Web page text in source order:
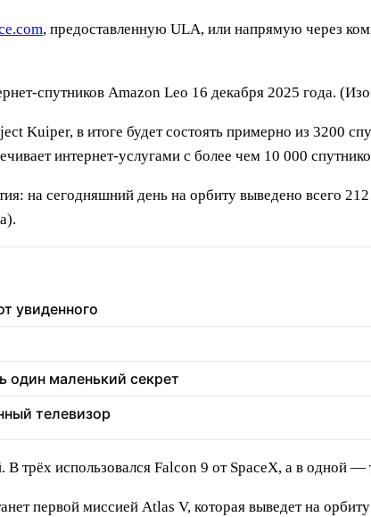
, предоставленную ULA, или напрямую через
спутников Amazon Leo 16 декабря 2025 года.
Kuiper, в итоге будет состоять примерно из 3200
интернет-услугами с более чем 10 000
на сегодняшний день на орбиту выведено всего
увиденного
один маленький секрет
телевизор
трёх использовался Falcon 9 от SpaceX, а в одной
первой миссией Atlas V, которая выведет на